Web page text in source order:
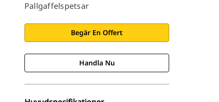
Pallgaffelspetsar
Begär En Offert
Handla Nu